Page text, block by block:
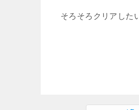
そろそろクリアした